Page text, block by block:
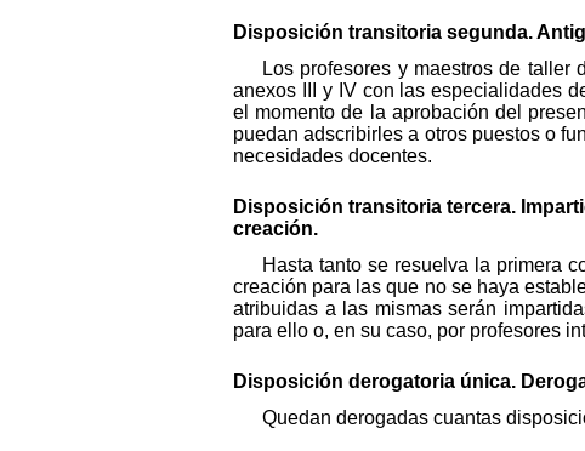
Disposición transitoria segunda.
Los profesores y maestros de
anexos III y IV con las especialidades
el momento de la aprobación del
puedan adscribirles a otros puestos o
necesidades docentes.
Disposición transitoria tercera.
creación.
Hasta tanto se resuelva la primera
creación para las que no se haya
atribuidas a las mismas serán
para ello o, en su caso, por profesores
Disposición derogatoria única.
Quedan derogadas cuantas